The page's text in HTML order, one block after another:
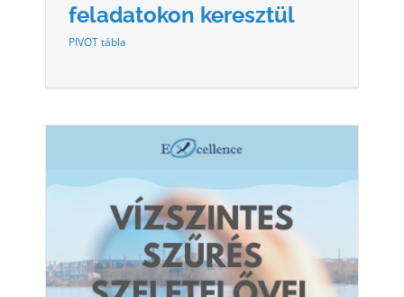
feladatokon keresztül
PIVOT tábla